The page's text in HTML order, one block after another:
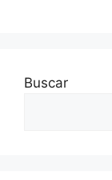
Buscar